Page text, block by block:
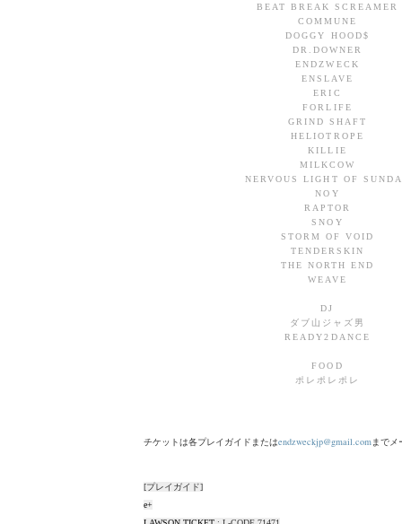
BEAT BREAK SCREAMER
COMMUNE
DOGGY HOOD$
DR.DOWNER
ENDZWECK
ENSLAVE
ERIC
FORLIFE
GRIND SHAFT
HELIOTROPE
KILLIE
MILKCOW
NERVOUS LIGHT OF
NOY
RAPTOR
SNOY
STORM OF VOID
TENDERSKIN
THE NORTH END
WEAVE
DJ
ダブ山ジャズ男
READY2DANCE
FOOD
ポレポレポレ
チケットは各プレイガイドまたはendzweckjp@gmail.comまでメ
[プレイガイド]
e+